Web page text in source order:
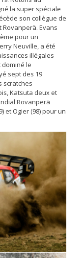
la super spéciale
son collègue de
Evans
pour un
Neuville, a été
illégales
dominé le
sept des 19
scratches
Katsuta deux et
Rovanperä
et Ogier (98) pour un